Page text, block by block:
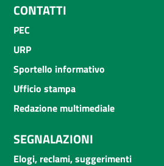
CONTATTI
PEC
URP
Sportello informativo
Ufficio stampa
Redazione multimediale
SEGNALAZIONI
Elogi, reclami, suggerimenti